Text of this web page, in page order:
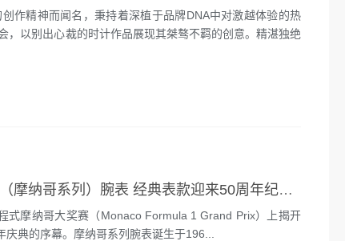
作精神而闻名，秉持着深植于品牌DNA中对激越体验的热
，以别出心裁的时计作品展现其桀骜不羁的创意。精湛独绝
TAG Heuer泰格豪雅Monaco（摩纳哥系列）腕表 经典表款迎来50周年纪念盛典
式摩纳哥大奖赛（Monaco Formula 1 Grand Prix）上揭开
典的序幕。摩纳哥系列腕表诞生于196...